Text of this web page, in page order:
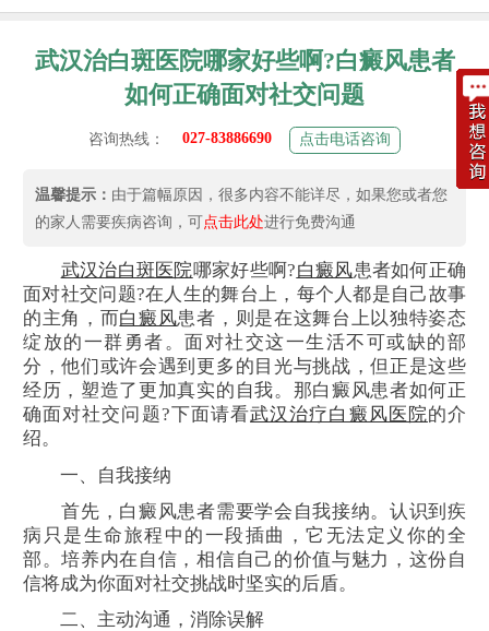
武汉治白斑医院哪家好些啊?白癜风患者
如何正确面对社交问题
咨询热线： 027-83886690 点击电话咨询
温馨提示： 由于篇幅原因，很多内容不能详尽，如果您或者您
的家人需要疾病咨询，可点击此处进行免费沟通
武汉治白斑医院哪家好些啊?白癜风患者如何正确
面对社交问题?在人生的舞台上，每个人都是自己故事
的主角，而白癜风患者，则是在这舞台上以独特姿态
绽放的一群勇者。面对社交这一生活不可或缺的部
分，他们或许会遇到更多的目光与挑战，但正是这些
经历，塑造了更加真实的自我。那白癜风患者如何正
确面对社交问题?下面请看武汉治疗白癜风医院的介
绍。
一、自我接纳
首先，白癜风患者需要学会自我接纳。认识到疾
病只是生命旅程中的一段插曲，它无法定义你的全
部。培养内在自信，相信自己的价值与魅力，这份自
信将成为你面对社交挑战时坚实的后盾。
二、主动沟通，消除误解